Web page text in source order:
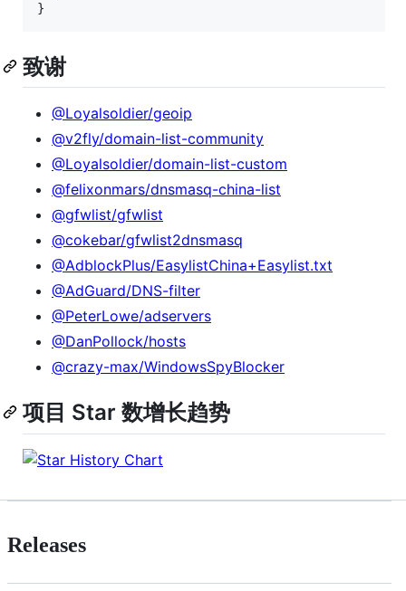
}
致谢
@Loyalsoldier/geoip
@v2fly/domain-list-community
@Loyalsoldier/domain-list-custom
@felixonmars/dnsmasq-china-list
@gfwlist/gfwlist
@cokebar/gfwlist2dnsmasq
@AdblockPlus/EasylistChina+Easylist.txt
@AdGuard/DNS-filter
@PeterLowe/adservers
@DanPollock/hosts
@crazy-max/WindowsSpyBlocker
项目 Star 数增长趋势
Releases